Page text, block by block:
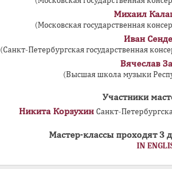
Михаил
(Московская государственная
Иван
(Санкт-Петербургская государственная
Вячеслав
(Высшая школа музыки
Участники
Никита Корзухин Санкт-
Мастер-классы проходят 3
IN